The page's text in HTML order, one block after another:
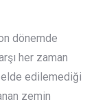
dönemde
her zaman
edilemediği
zemin